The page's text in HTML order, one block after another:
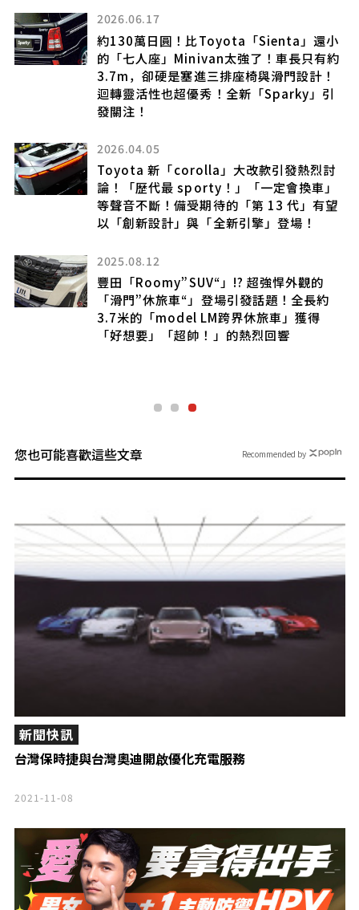
2026.06.17
約130萬日圓！比Toyota「Sienta」還小
的「七人座」Minivan太強了！車長只有約
3.7m，卻硬是塞進三排座椅與滑門設計！
迴轉靈活性也超優秀！全新「Sparky」引
發關注！
2026.04.05
Toyota 新「corolla」大改款引發熱烈討
論！「歷代最 sporty！」「一定會換車」
等聲音不斷！備受期待的「第 13 代」有望
以「創新設計」與「全新引擎」登場！
2025.08.12
豐田「Roomy”SUV“」!? 超強悍外觀的
「滑門”休旅車“」登場引發話題！全長約
3.7米的「model LM跨界休旅車」獲得
「好想要」「超帥！」的熱烈回響
您也可能喜歡這些文章
台灣保時捷與台灣奧迪開啟優化充電服務
新聞快訊
2021-11-08
Recommended by